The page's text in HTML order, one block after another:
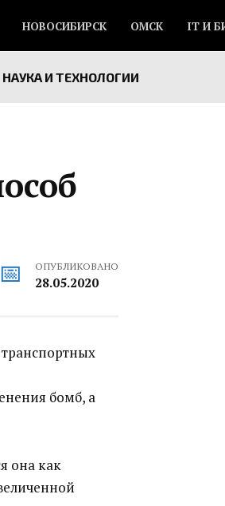
НОВОСИБИРСК ОМСК IT И
НАУКА И ТЕХНОЛОГИИ
ОПУБЛИКОВАНО
28.05.2020
бомб, а
она как